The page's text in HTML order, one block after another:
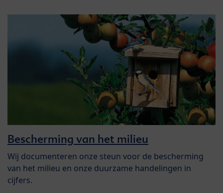
Bescherming van het milieu
Wij documenteren onze steun voor de bescherming
van het milieu en onze duurzame handelingen in
cijfers.